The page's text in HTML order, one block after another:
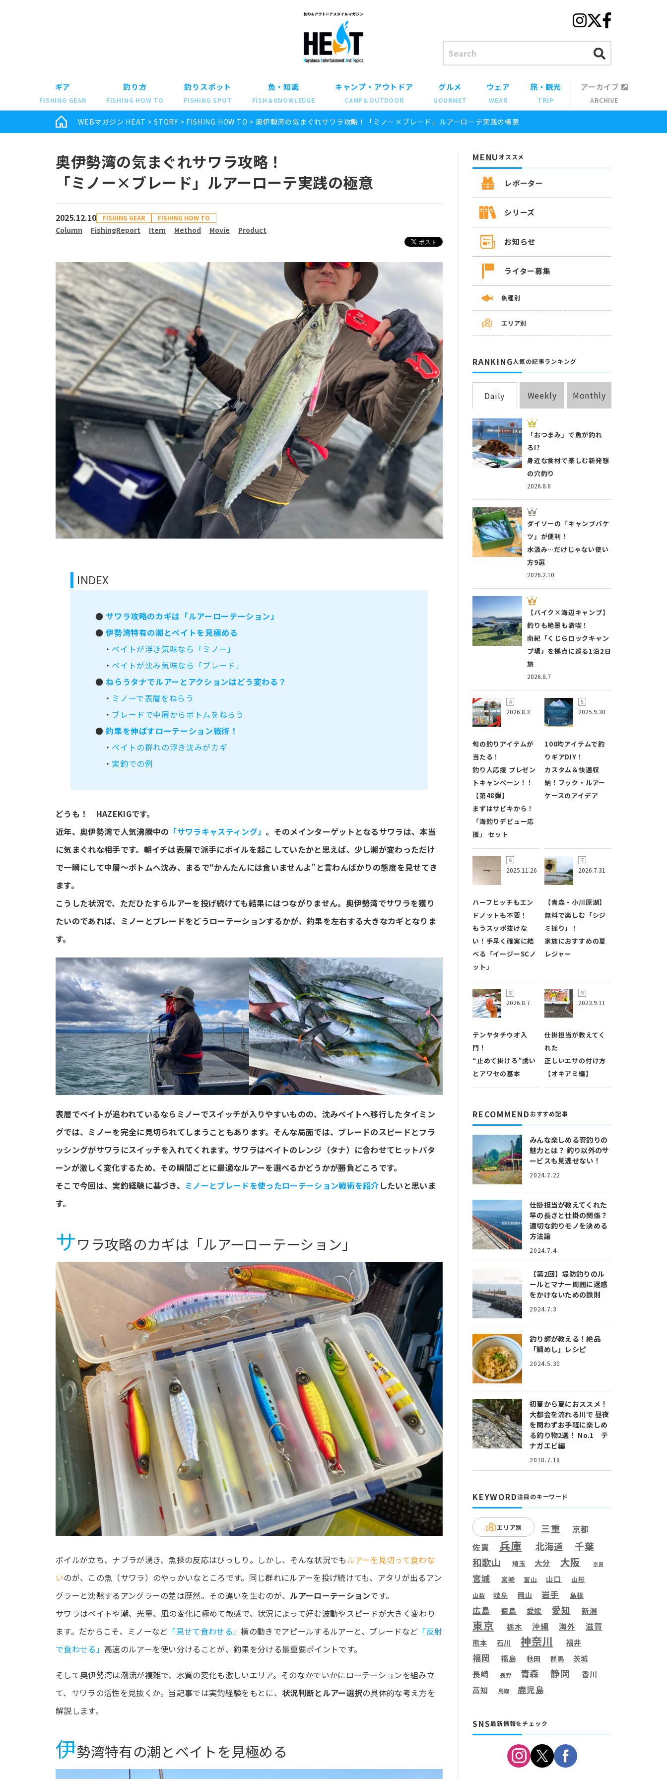
ギア
FISHING GEAR
釣り方
FISHING HOW TO
釣りスポット
FISHING SPOT
魚・知識
FISH＆KNOWLEDGE
キャンプ・アウトドア
CAMP＆OUTDOOR
グルメ
GOURMET
ウェア
WEAR
旅・観光
TRIP
アーカイブ
ARCHIVE
WEBマガジン HEAT >STORY > FISHING HOW TO >奥伊勢湾の気まぐれサワラ攻略！「ミノー×ブレード」ルアーローテ実践の極意
奥伊勢湾の気まぐれサワラ攻略！
「ミノー×ブレード」ルアーローテ実践の極意
2025.12.10 FISHING GEAR FISHING HOW TO
Column FishingReport Item Method Movie Product
INDEX
● サワラ攻略のカギは「ルアーローテーション」
●伊勢湾特有の潮とベイトを見極める
・ ベイトが浮き気味なら「ミノー」
・ ベイトが沈み気味なら「ブレード」
●ねらうタナでルアーとアクションはどう変わる？
・ ミノーで表層をねらう
・ ブレードで中層からボトムをねらう
●釣果を伸ばすローテーション戦術！
・ ベイトの群れの浮き沈みがカギ
・ 実釣での例
どうも！ HAZEKIGです。
近年、奥伊勢湾で人気沸騰中の 「サワラキャスティング」 。そのメインターゲットとなるサワラは、本当
に気まぐれな相手です。朝イチは表層で派手にボイルを起こしていたかと思えば、少し潮が変わっただけ
で一瞬にして中層～ボトムへ沈み、まるで“かんたんには食いませんよ”と言わんばかりの態度を見せてき
ます。
こうした状況で、ただひたすらルアーを投げ続けても結果にはつながりません。奥伊勢湾でサワラを獲り
たいのであれば、ミノーとブレードをどうローテーションするかが、釣果を左右する大きなカギとなりま
す。
表層でベイトが追われているならミノーでスイッチが入りやすいものの、沈みベイトへ移行したタイミン
グでは、ミノーを完全に見切られてしまうこともあります。そんな局面では、ブレードのスピードとフラ
ッシングがサワラにスイッチを入れてくれます。サワラはベイトのレンジ（タナ）に合わせてヒットパタ
ーンが激しく変化するため、その瞬間ごとに最適なルアーを選べるかどうかが勝負どころです。
そこで今回は、実釣経験に基づき、 ミノーとブレードを使ったローテーション戦術を紹介したいと思いま
す。
サワラ攻略のカギは「ルアーローテーション」
ボイルが立ち、ナブラが湧き、魚探の反応はびっしり。しかし、そんな状況でもルアーを見切って食わな
いのが、この魚（サワラ）のやっかいなところです。同じ群れにルアーを投げ続けても、アタリが出るアン
グラーと沈黙するアングラーの差は歴然。その違いを生むのが、 ルアーローテーションです。
サワラはベイトや潮、光量、風の変化に極めて敏感で、状況によって好む波動やスピードが大きく変わり
ます。だからこそ、ミノーなど 「見せて食わせる」横の動きでアピールするルアーと、ブレードなど 「反射
で食わせる」 高速のルアーを使い分けることが、釣果を分ける最重要ポイントです。
そして奥伊勢湾は潮流が複雑で、水質の変化も激しいエリア。そのなかでいかにローテーションを組み立
て、サワラの活性を見抜くか。当記事では実釣経験をもとに、 状況判断とルアー選択の具体的な考え方を
解説します。
伊勢湾特有の潮とベイトを見極める
MENUオススメ
レポーター
シリーズ
お知らせ
ライター募集
魚種別
エリア別
RANKING人気の記事ランキング
Daily Weekly Monthly
2026.8.6
「おつまみ」で魚が釣れ
る!?
身近な食材で楽しむ新発想
の穴釣り
2026.2.10
ダイソーの「キャンプバケ
ツ」が便利！
水汲み…だけじゃない使い
方9選
2026.8.7
【バイク×海辺キャンプ】
釣りも絶景も満喫！
南紀「くじらロックキャン
プ場」を拠点に巡る1泊2日
旅
2026.8.3
旬の釣りアイテムが
当たる！
釣り人応援 プレゼン
トキャンペーン！！
【第48弾】
まずはサビキから！
「海釣りデビュー応
援」 セット
2025.9.30
100均アイテムで釣
りギアDIY！
カスタム＆快適収
納！フック・ルアー
ケースのアイデア
2025.11.26
ハーフヒッチもエン
ドノットも不要！
もうスッポ抜けな
い！手早く確実に結
べる「イージーSCノ
ット」
2026.7.31
【青森・小川原湖】
無料で楽しむ「シジ
ミ採り」！
家族におすすめの夏
レジャー
2026.8.7
テンヤタチウオ入
門！
“止めて掛ける”誘い
とアワセの基本
2023.9.11
仕掛担当が教えてく
れた
正しいエサの付け方
【オキアミ編】
RECOMMEND おすすめ記事
みんな楽しめる管釣りの
魅力とは？ 釣り以外のサ
ービスも見逃せない！
2024.7.22
仕掛担当が教えてくれた
竿の長さと仕掛の関係？
適切な釣りモノを決める
方法論
2024.7.4
【第2回】堤防釣りのル
ールとマナー周囲に迷惑
をかけないための鉄則
2024.7.3
釣り師が教える！絶品
「鯛めし」レシピ
2024.5.30
初夏から夏におススメ！
大都会を流れる川で 昼夜
を問わずお手軽に楽しめ
る釣り物2選！ No.1 テ
ナガエビ編
2018.7.18
KEYWORD注目のキーワード
エリア別 三重 京都
佐賀 兵庫 北海道 千葉
和歌山 埼玉 大分 大阪 奈良
宮城 宮崎 富山 山口 山形
山梨 岐阜 岡山 岩手 島根
広島 徳島 愛媛 愛知 新潟
東京 栃木 沖縄 海外 滋賀
熊本 石川 神奈川 福井
福岡 福島 秋田 群馬 茨城
長崎 長野 青森 静岡 香川
高知 鳥取 鹿児島
SNS最新情報をチェック